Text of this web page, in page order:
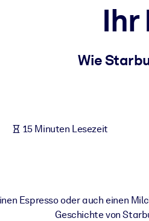
mit vertrauenswürdigem,
Wissen, um die Ergebnisse
Ihr
Wie
15 Minuten Lesezeit
Espresso oder auch einen
Geschichte von